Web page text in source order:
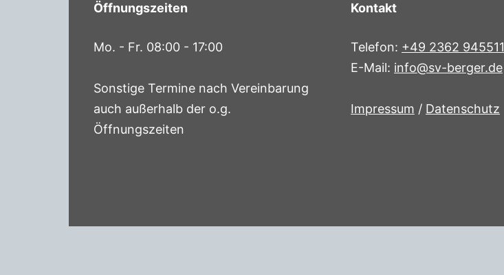
Öffnungszeiten
Mo. - Fr. 08:00 - 17:00
Sonstige Termine nach Vereinbarung
auch außerhalb der o.g.
Öffnungszeiten
Kontakt
Telefon: +49 2362 945511
E-Mail: info@sv-berger.de
Impressum / Datenschutz